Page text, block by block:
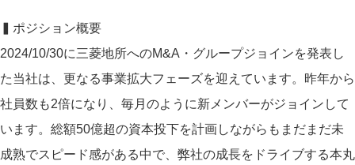
▍ポジション概要
2024/10/30に三菱地所へのM&A・グループジョインを発表し
た当社は、更なる事業拡大フェーズを迎えています。昨年から
社員数も2倍になり、毎月のように新メンバーがジョインして
います。総額50億超の資本投下を計画しながらもまだまだ未
成熟でスピード感がある中で、弊社の成長をドライブする本丸